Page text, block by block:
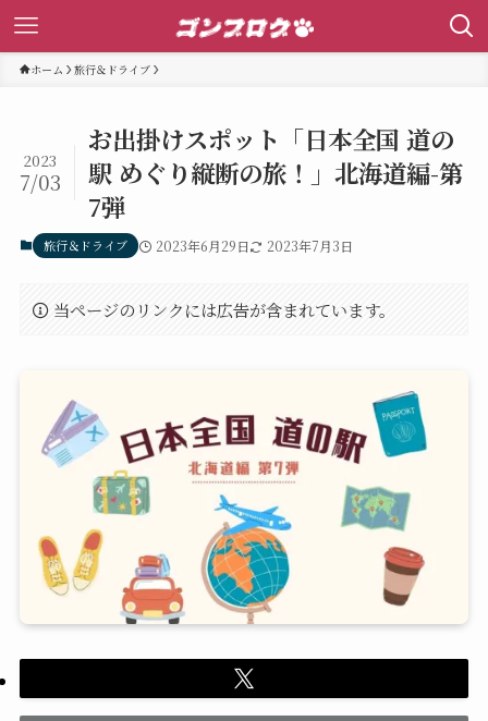
ホーム 旅行＆ドライブ
お出掛けスポット「日本全国 道の
駅 めぐり縦断の旅！」北海道編-第
7弾
2023
7/03
旅行＆ドライブ 2023年6月29日 2023年7月3日
当ページのリンクには広告が含まれています。